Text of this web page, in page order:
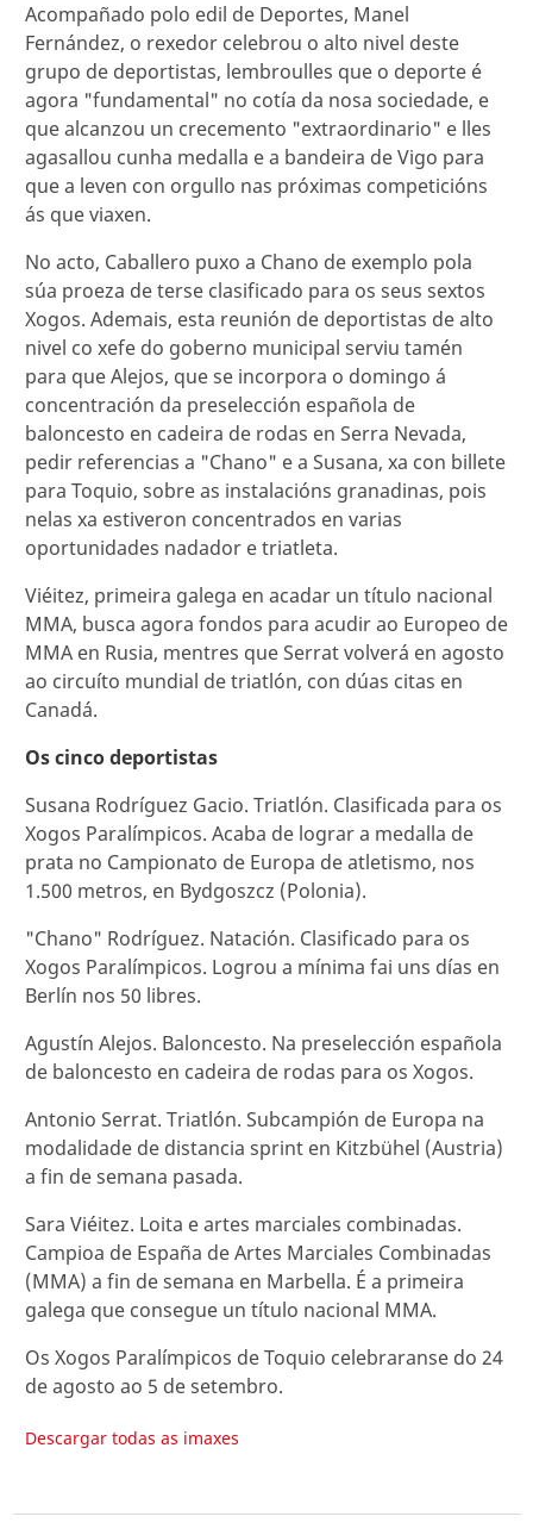
Acompañado polo edil de Deportes, Manel
Fernández, o rexedor celebrou o alto nivel deste
grupo de deportistas, lembroulles que o deporte é
agora "fundamental" no cotía da nosa sociedade, e
que alcanzou un crecemento "extraordinario" e lles
agasallou cunha medalla e a bandeira de Vigo para
que a leven con orgullo nas próximas competicións
ás que viaxen.
No acto, Caballero puxo a Chano de exemplo pola
súa proeza de terse clasificado para os seus sextos
Xogos. Ademais, esta reunión de deportistas de alto
nivel co xefe do goberno municipal serviu tamén
para que Alejos, que se incorpora o domingo á
concentración da preselección española de
baloncesto en cadeira de rodas en Serra Nevada,
pedir referencias a "Chano" e a Susana, xa con billete
para Toquio, sobre as instalacións granadinas, pois
nelas xa estiveron concentrados en varias
oportunidades nadador e triatleta.
Viéitez, primeira galega en acadar un título nacional
MMA, busca agora fondos para acudir ao Europeo de
MMA en Rusia, mentres que Serrat volverá en agosto
ao circuíto mundial de triatlón, con dúas citas en
Canadá.
Os cinco deportistas
Susana Rodríguez Gacio. Triatlón. Clasificada para os
Xogos Paralímpicos. Acaba de lograr a medalla de
prata no Campionato de Europa de atletismo, nos
1.500 metros, en Bydgoszcz (Polonia).
"Chano" Rodríguez. Natación. Clasificado para os
Xogos Paralímpicos. Logrou a mínima fai uns días en
Berlín nos 50 libres.
Agustín Alejos. Baloncesto. Na preselección española
de baloncesto en cadeira de rodas para os Xogos.
Antonio Serrat. Triatlón. Subcampión de Europa na
modalidade de distancia sprint en Kitzbühel (Austria)
a fin de semana pasada.
Sara Viéitez. Loita e artes marciales combinadas.
Campioa de España de Artes Marciales Combinadas
(MMA) a fin de semana en Marbella. É a primeira
galega que consegue un título nacional MMA.
Os Xogos Paralímpicos de Toquio celebraranse do 24
de agosto ao 5 de setembro.
Descargar todas as imaxes